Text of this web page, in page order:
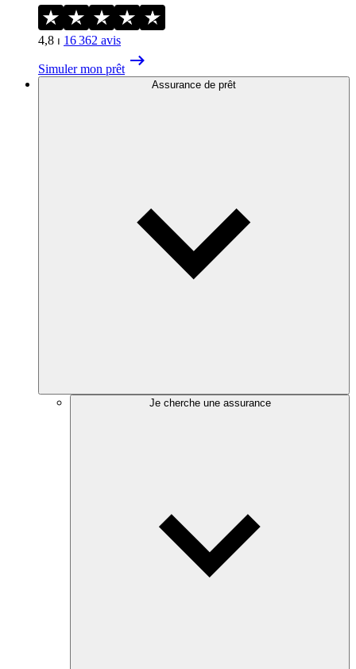
4,8 ⏐ 16 362 avis
Simuler mon prêt
Assurance de prêt
Je cherche une assurance